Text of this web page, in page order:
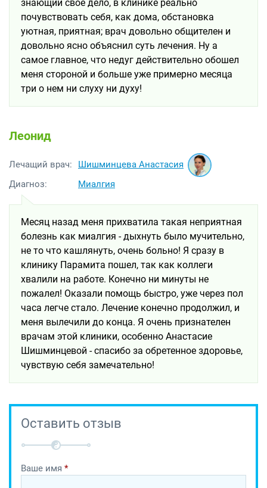
знающий свое дело, в клинике реально
почувствовать себя, как дома, обстановка
уютная, приятная; врач довольно общителен и
довольно ясно объяснил суть лечения. Ну а
самое главное, что недуг действительно обошел
меня стороной и больше уже примерно месяца
три о нем ни слуху ни духу!
Леонид
Лечащий врач:
Шишминцева Анастасия
Диагноз:
Миалгия
Месяц назад меня прихватила такая неприятная
болезнь как миалгия - дыхнуть было мучительно,
не то что кашлянуть, очень больно! Я сразу в
клинику Парамита пошел, так как коллеги
хвалили на работе. Конечно ни минуты не
пожалел! Оказали помощь быстро, уже через пол
часа легче стало. Лечение конечно продолжил, и
меня вылечили до конца. Я очень признателен
врачам этой клиники, особенно Анастасие
Шишминцевой - спасибо за обретенное здоровье,
чувствую себя замечательно!
Оставить отзыв
Ваше имя *